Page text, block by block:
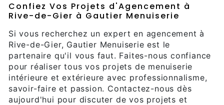
Confiez Vos Projets d'Agencement à
Rive-de-Gier à Gautier Menuiserie
Si vous recherchez un expert en agencement à
Rive-de-Gier, Gautier Menuiserie est le
partenaire qu'il vous faut. Faites-nous confiance
pour réaliser tous vos projets de menuiserie
intérieure et extérieure avec professionnalisme,
savoir-faire et passion. Contactez-nous dès
aujourd'hui pour discuter de vos projets et